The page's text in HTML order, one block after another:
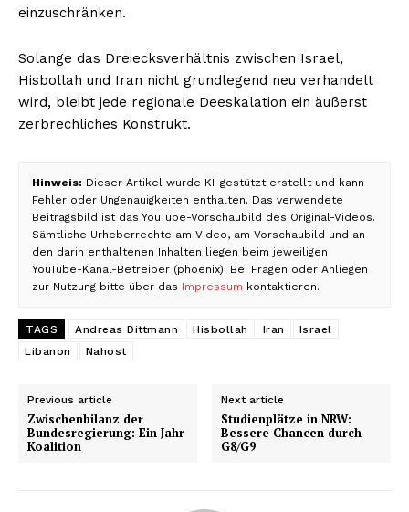
einzuschränken.
Solange das Dreiecksverhältnis zwischen Israel,
Hisbollah und Iran nicht grundlegend neu verhandelt
wird, bleibt jede regionale Deeskalation ein äußerst
zerbrechliches Konstrukt.
Hinweis: Dieser Artikel wurde KI-gestützt erstellt und kann
Fehler oder Ungenauigkeiten enthalten. Das verwendete
Beitragsbild ist das YouTube-Vorschaubild des Original-Videos.
Sämtliche Urheberrechte am Video, am Vorschaubild und an
den darin enthaltenen Inhalten liegen beim jeweiligen
YouTube-Kanal-Betreiber (phoenix). Bei Fragen oder Anliegen
zur Nutzung bitte über das Impressum kontaktieren.
TAGS Andreas Dittmann Hisbollah Iran
Israel
Libanon
Nahost
Previous article
Zwischenbilanz der
Bundesregierung: Ein Jahr
Koalition
Next article
Studienplätze in NRW:
Bessere Chancen durch
G8/G9